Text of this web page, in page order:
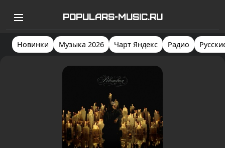
POPULARS-MUSIC.RU
Новинки Музыка 2026 Чарт Яндекс Радио